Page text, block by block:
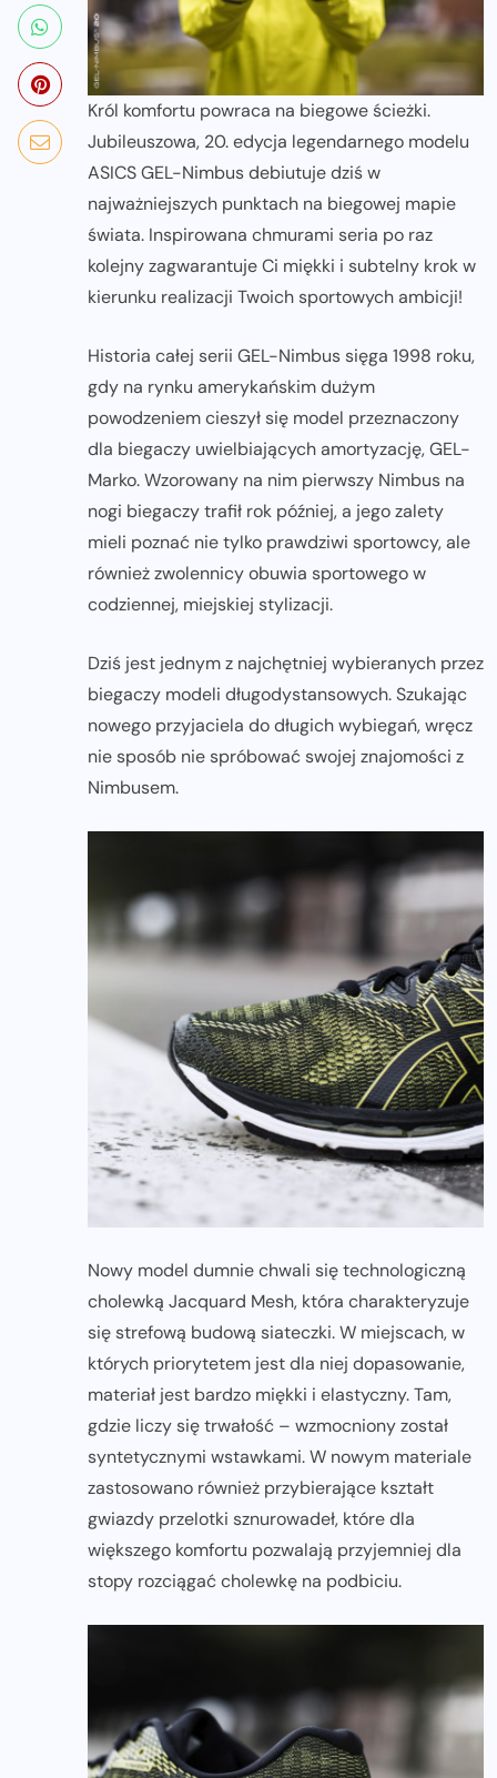
Król komfortu powraca na biegowe ścieżki.
Jubileuszowa, 20. edycja legendarnego modelu
ASICS GEL-Nimbus debiutuje dziś w
najważniejszych punktach na biegowej mapie
świata. Inspirowana chmurami seria po raz
kolejny zagwarantuje Ci miękki i subtelny krok w
kierunku realizacji Twoich sportowych ambicji!
Historia całej serii GEL-Nimbus sięga 1998 roku,
gdy na rynku amerykańskim dużym
powodzeniem cieszył się model przeznaczony
dla biegaczy uwielbiających amortyzację, GEL-
Marko. Wzorowany na nim pierwszy Nimbus na
nogi biegaczy trafił rok później, a jego zalety
mieli poznać nie tylko prawdziwi sportowcy, ale
również zwolennicy obuwia sportowego w
codziennej, miejskiej stylizacji.
Dziś jest jednym z najchętniej wybieranych przez
biegaczy modeli długodystansowych. Szukając
nowego przyjaciela do długich wybiegań, wręcz
nie sposób nie spróbować swojej znajomości z
Nimbusem.
Nowy model dumnie chwali się technologiczną
cholewką Jacquard Mesh, która charakteryzuje
się strefową budową siateczki. W miejscach, w
których priorytetem jest dla niej dopasowanie,
materiał jest bardzo miękki i elastyczny. Tam,
gdzie liczy się trwałość – wzmocniony został
syntetycznymi wstawkami. W nowym materiale
zastosowano również przybierające kształt
gwiazdy przelotki sznurowadeł, które dla
większego komfortu pozwalają przyjemniej dla
stopy rozciągać cholewkę na podbiciu.